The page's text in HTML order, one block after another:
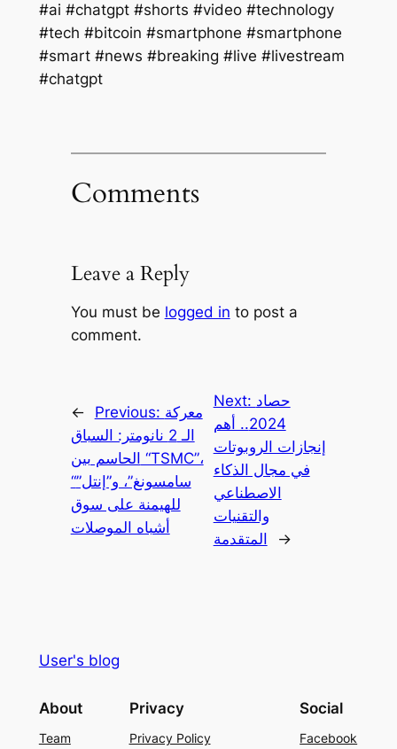
#ai #chatgpt #shorts #video #technology
#tech #bitcoin #smartphone #smartphone
#smart #news #breaking #live #livestream
#chatgpt
Comments
Leave a Reply
You must be logged in to post a
comment.
← Previous: معركة
الـ 2 نانومتر: السباق
الحاسم بين “TSMC”،
“سامسونغ”، و”إنتل”
للهيمنة على سوق
أشباه الموصلات
Next: حصاد
2024.. أهم
إنجازات الروبوتات
في مجال الذكاء
الاصطناعي
والتقنيات
المتقدمة
→
User's blog
About
Team
Privacy
Privacy Policy
Social
Facebook